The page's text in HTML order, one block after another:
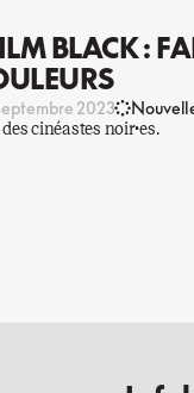
BLACK :
2023
cinéastes noir·es.